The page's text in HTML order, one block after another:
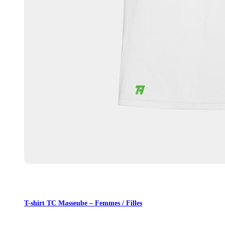
T-shirt TC Masseube – Femmes / Filles